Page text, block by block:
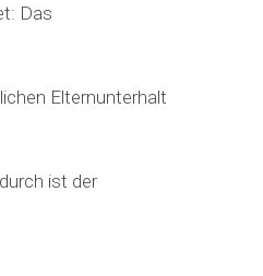
Das
Elternunterhalt
ist der